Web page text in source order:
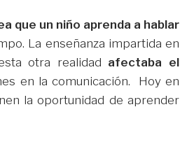
que un niño aprenda a hablar
La enseñanza impartida en
otra realidad afectaba el
en la comunicación. Hoy en
la oportunidad de aprender